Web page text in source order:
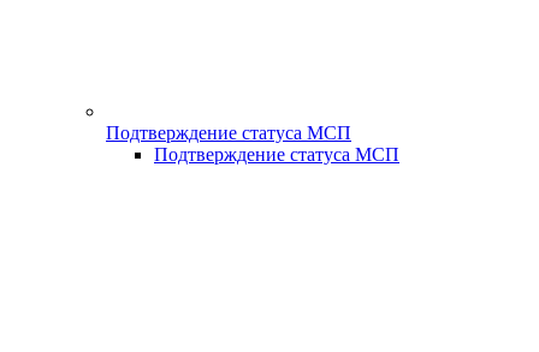
Подтверждение статуса МСП
Подтверждение статуса МСП